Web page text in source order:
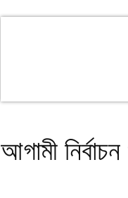
আগামী